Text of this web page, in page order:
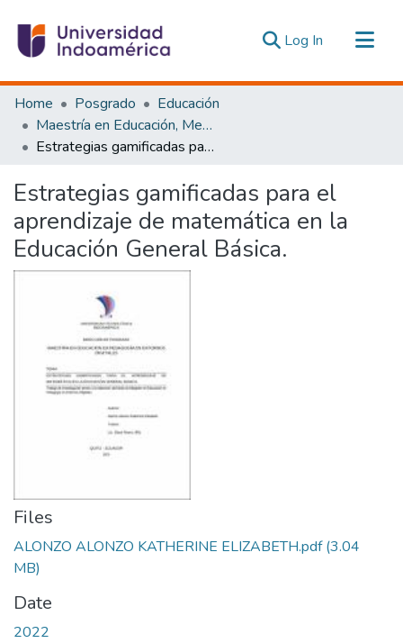
Log In (current)
Communities & Collections
All of DSpace
Statistics
Home Posgrado
Educación
Maestría en Educación, Mención Pedagogía en Entornos Digitales
Estrategias gamificadas para el aprendizaje de matemática en la Educación General Básica.
Estrategias gamificadas para el
aprendizaje de matemática en la
Educación General Básica.
Files
ALONZO ALONZO KATHERINE ELIZABETH.pdf(3.04
MB)
Date
2022